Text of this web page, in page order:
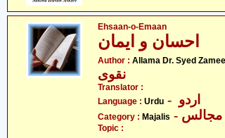
Ehsaan-o-Emaan
Author : Allama Dr. Syed
نقوی
Translator :
Language : Urdu
Category : Majalis - مجالس
Topic :